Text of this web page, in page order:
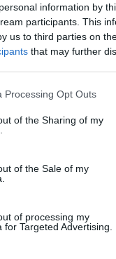
information by
participants. This
us to third parties on
that may further
website/app uses one
or usage behaviour.
to Google and its
specified purposes
Processing Opt Outs
of the Sharing of my
of the Sale of my
of processing my
for Targeted Advertising.
koncerttel
Track